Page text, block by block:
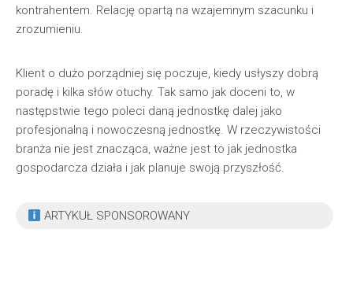
kontrahentem. Relację opartą na wzajemnym szacunku i
zrozumieniu.
Klient o dużo porządniej się poczuje, kiedy usłyszy dobrą
poradę i kilka słów otuchy. Tak samo jak doceni to, w
następstwie tego poleci daną jednostkę dalej jako
profesjonalną i nowoczesną jednostkę. W rzeczywistości
branża nie jest znacząca, ważne jest to jak jednostka
gospodarcza działa i jak planuje swoją przyszłość.
ARTYKUŁ SPONSOROWANY